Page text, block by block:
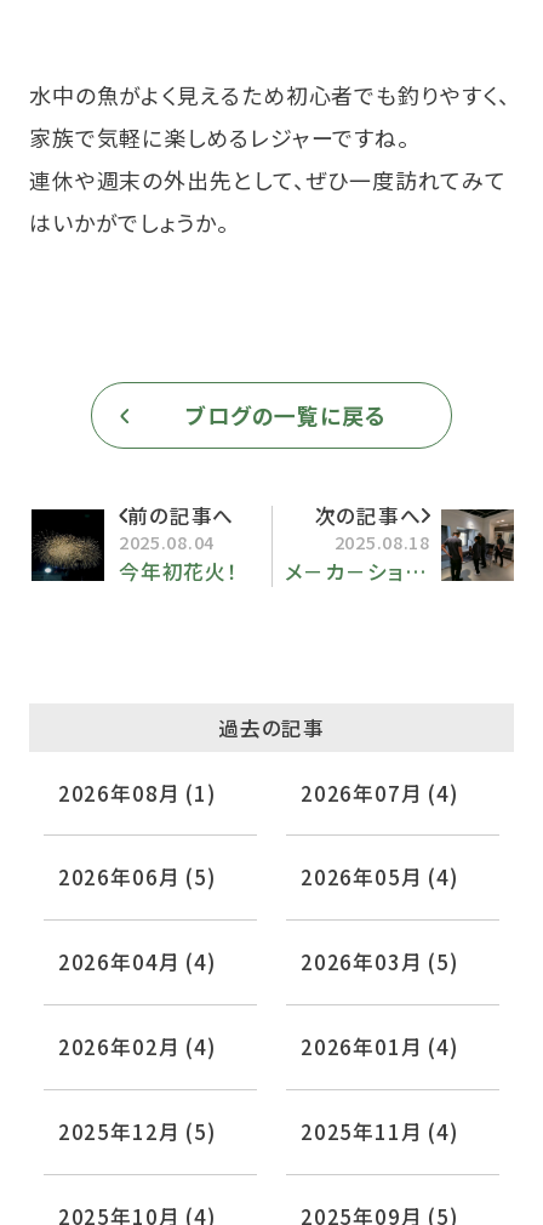
水中の魚がよく見えるため初心者でも釣りやすく、
家族で気軽に楽しめるレジャーですね。
連休や週末の外出先として、ぜひ一度訪れてみて
はいかがでしょうか。
過去の記事
2026年08月 (1) 2026年07月 (4)
2026年06月 (5) 2026年05月 (4)
2026年04月 (4) 2026年03月 (5)
2026年02月 (4) 2026年01月 (4)
2025年12月 (5) 2025年11月 (4)
2025年10月 (4) 2025年09月 (5)
前の記事へ
2025.08.04
今年初花火！
ブログの一覧に戻る
次の記事へ
2025.08.18
メ－カ－ショ－ル－ムで研修会！！ ＆ スナガ展示会【９月６日・７日】開催のお知らせ